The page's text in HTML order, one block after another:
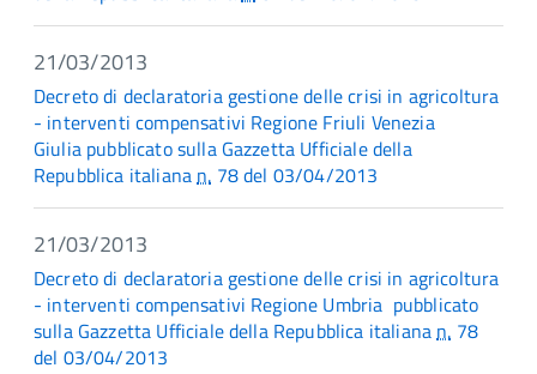
21/03/2013
Decreto di declaratoria gestione delle crisi in agricoltura
- interventi compensativi Regione Friuli Venezia
Giulia pubblicato sulla Gazzetta Ufficiale della
Repubblica italianan. 78 del 03/04/2013
21/03/2013
Decreto di declaratoria gestione delle crisi in agricoltura
- interventi compensativi Regione Umbria pubblicato
sulla Gazzetta Ufficiale della Repubblica italianan. 78
del 03/04/2013